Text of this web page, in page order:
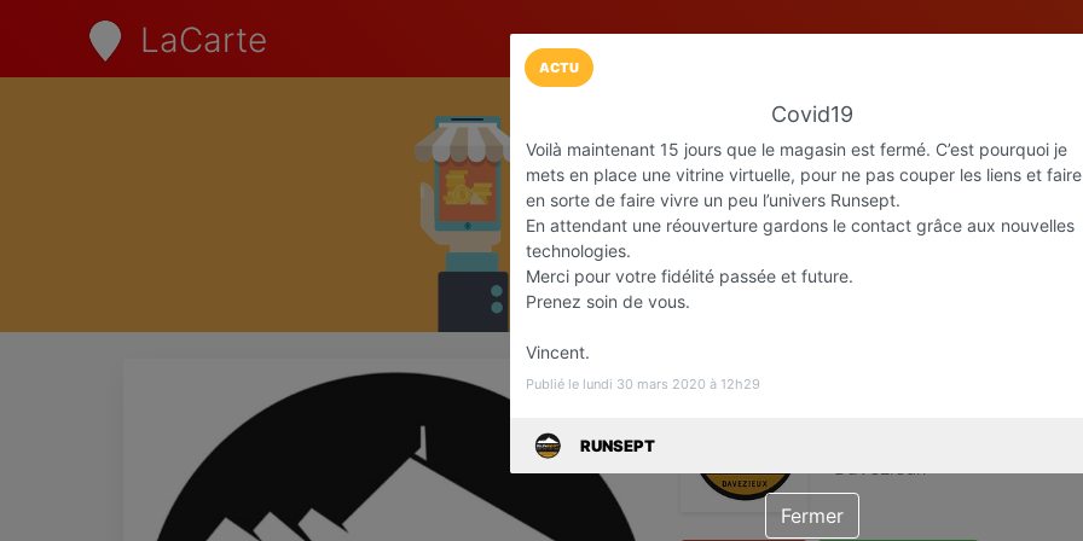
LaCarte
Installez l'App LaCarte
Téléchargez gratuitement l'app LaCarte
commerces favoris et ne rien rater !
Télécharger Plus tard
Magasin spécialiste
Davézieux
ACTU
Covid19
Voilà maintenant 15 jours que le magasin est fermé. C’est pourquoi je
mets en place une vitrine virtuelle, pour ne pas couper les liens et faire
en sorte de faire vivre un peu l’univers Runsept.
En attendant une réouverture gardons le contact grâce aux nouvelles
technologies.
Merci pour votre fidélité passée et future.
Prenez soin de vous.
Vincent.
Publié le lundi 30 mars 2020 à 12h29
RUNSEPT
Fermer